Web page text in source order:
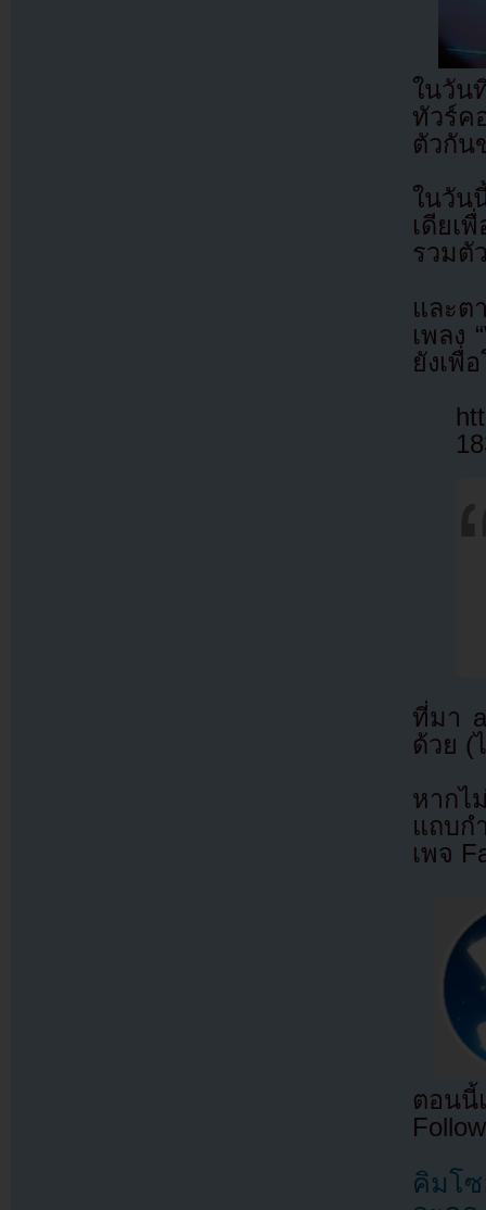
ในวัน
ทัวร์ค
ตัวกัน
ในวัน
เดียเ
รวมตั
และต
เพลง
ยังเพื่
ที่มา
ด้วย (
หากไ
แถบก
เพจ
ตอนนี้
คิมโ